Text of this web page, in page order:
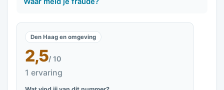
Den Haag en omgeving
2,5/ 10
1 ervaring